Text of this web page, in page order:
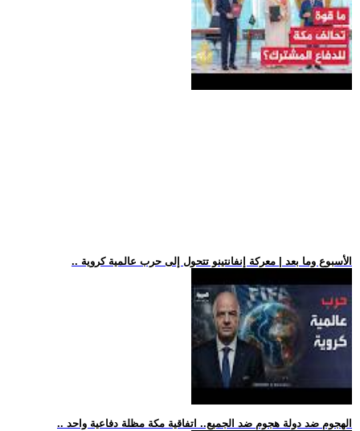
.. الأسبوع وما بعد | معركة إنفانتينو تتحول إلى حرب عالمية كروية
.. الهجوم ضد دولة هجوم ضد الجميع.. اتفاقية مكة مظلة دفاعية واحد